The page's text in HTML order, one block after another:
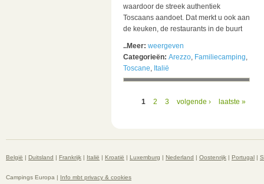
waardoor de streek authentiek
Toscaans aandoet. Dat merkt u ook aan
de keuken, de restaurants in de buurt
..Meer: weergeven
Categorieën: Arezzo, Familiecamping,
Toscane, Italië
1 2 3 volgende › laatste »
België | Duitsland | Frankrijk | Italië | Kroatië | Luxemburg | Nederland | Oostenrijk | Portugal |
Campings Europa | Info mbt privacy & cookies